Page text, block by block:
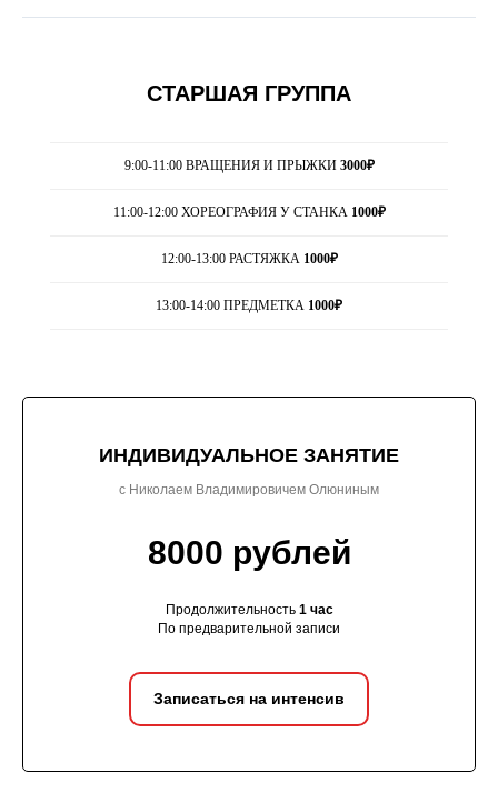
СТАРШАЯ ГРУППА
9:00-11:00 ВРАЩЕНИЯ И ПРЫЖКИ 3000₽
11:00-12:00 ХОРЕОГРАФИЯ У СТАНКА 1000₽
12:00-13:00 РАСТЯЖКА 1000₽
13:00-14:00 ПРЕДМЕТКА 1000₽
ИНДИВИДУАЛЬНОЕ ЗАНЯТИЕ
с Николаем Владимировичем Олюниным
8000 рублей
Продолжительность 1 час
По предварительной записи
Записаться на интенсив